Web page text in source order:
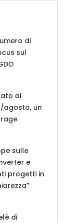
di
sul
al
agosto, un
sulle
e
progetti in
di